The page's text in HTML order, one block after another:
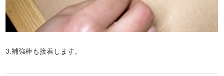
3.補強棒も接着します。